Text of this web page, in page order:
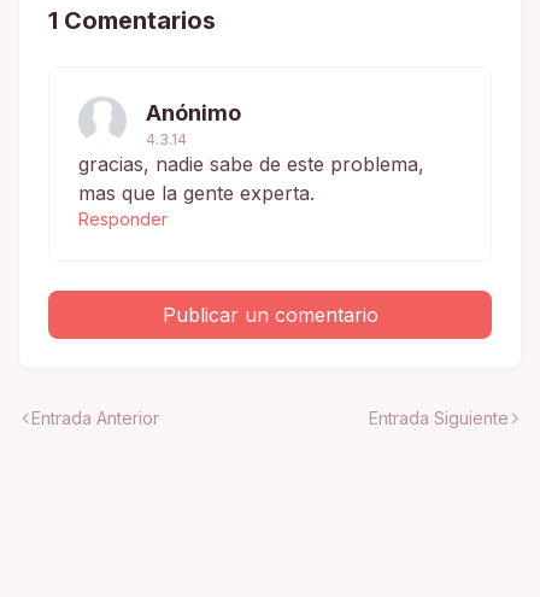
1 Comentarios
Anónimo
4.3.14
gracias, nadie sabe de este problema,
mas que la gente experta.
Responder
Publicar un comentario
Entrada Anterior Entrada Siguiente